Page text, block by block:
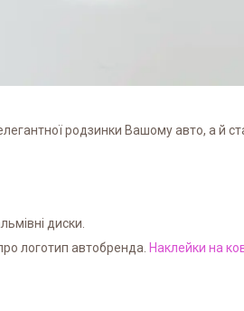
родзинки Вашому авто, а й
диски.
логотип автобренда. Наклейки на